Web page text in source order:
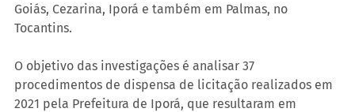
Goiás, Cezarina, Iporá e também em Palmas, no
Tocantins.
O objetivo das investigações é analisar 37
procedimentos de dispensa de licitação realizados em
2021 pela Prefeitura de Iporá, que resultaram em